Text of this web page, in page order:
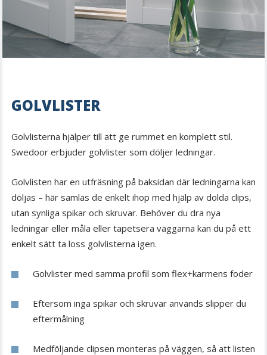
GOLVLISTER
Golvlisterna hjälper till att ge rummet en komplett stil.
Swedoor erbjuder golvlister som döljer ledningar.
Golvlisten har en utfräsning på baksidan där ledningarna kan
döljas – här samlas de enkelt ihop med hjälp av dolda clips,
utan synliga spikar och skruvar. Behöver du dra nya
ledningar eller måla eller tapetsera väggarna kan du på ett
enkelt sätt ta loss golvlisterna igen.
Golvlister med samma profil som flex+karmens foder
Eftersom inga spikar och skruvar används slipper du
eftermålning
Medföljande clipsen monteras på väggen, så att listen